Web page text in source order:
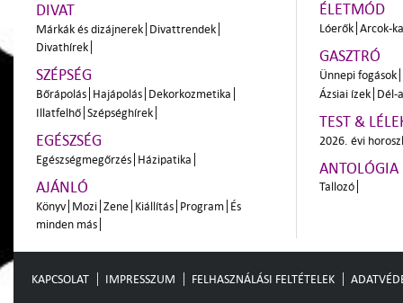
DIVAT
Márkák és dizájnerek Divattrendek
Divathírek
SZÉPSÉG
Bőrápolás Hajápolás Dekorkozmetika
Illatfelhő Szépséghírek
EGÉSZSÉG
Egészségmegőrzés Házipatika
AJÁNLÓ
Könyv Mozi Zene Kiállítás Program És
minden más
ÉLETMÓD
Lóerők Arcok-
GASZTRÓ
Ünnepi fogások
Ázsiai ízek Dél-
TEST &
2026. évi
ANTOLÓGIA
Tallozó
KAPCSOLAT IMPRESSZUM FELHASZNÁLÁSI FELTÉTELEK